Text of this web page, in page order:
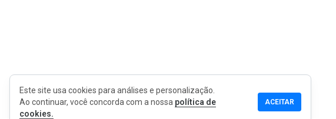
Este site usa cookies para análises e personalização.
Ao continuar, você concorda com a nossa política de
cookies.
ACEITAR